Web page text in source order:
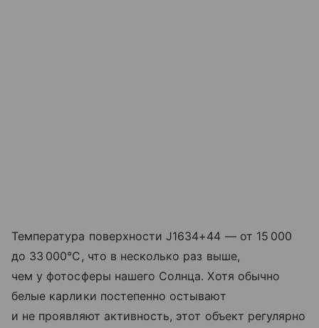
Температура поверхности J1634+44 — от 15 000
до 33 000°C, что в несколько раз выше,
чем у фотосферы нашего Солнца. Хотя обычно
белые карлики постепенно остывают
и не проявляют активность, этот объект регулярно